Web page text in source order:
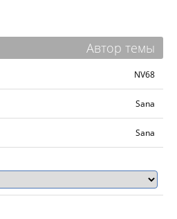
Автор темы
NV68
Sana
Sana